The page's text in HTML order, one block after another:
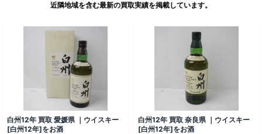
近隣地域を含む最新の買取実績を掲載しています。
白州12年 買取 愛媛県 ｜ウイスキー
[白州12年]をお酒
白州12年 買取 奈良県 ｜ウイスキー
[白州12年]をお酒